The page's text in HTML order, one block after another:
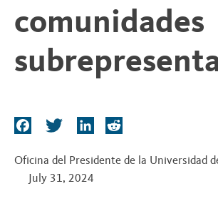
comunidades
c
e
t
n
d
Oficina del Presidente de la Universidad
July 31, 2024